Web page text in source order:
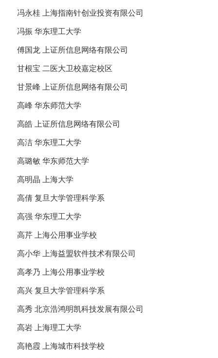
冯永桂 上海指南针创业投资有限公司
冯振 华东理工大学
傅国龙 上证所信息网络有限公司
甘根宝 二医大卫校嘉定校区
甘景峰 上证所信息网络有限公司
高峰 华东师范大学
高皓 上证所信息网络有限公司
高洁 华东理工大学
高璐敏 华东师范大学
高明晶 上海大学
高倩 复旦大学管理科学系
高强 华东理工大学
高芹 上海公用事业学校
高小华 上海益盟软件技术有限公司
高孝乃 上海公用事业学校
高兴 复旦大学管理科学系
高秀 北京浩鸿明凯科技发展有限公司
高岩 上海理工大学
高艳霞 上海城市科技学校